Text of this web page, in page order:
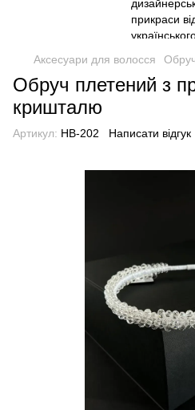
Аксесуари для волосся
Обруч плетений з
кришталю
Артикул: HB-202 Написати відгук